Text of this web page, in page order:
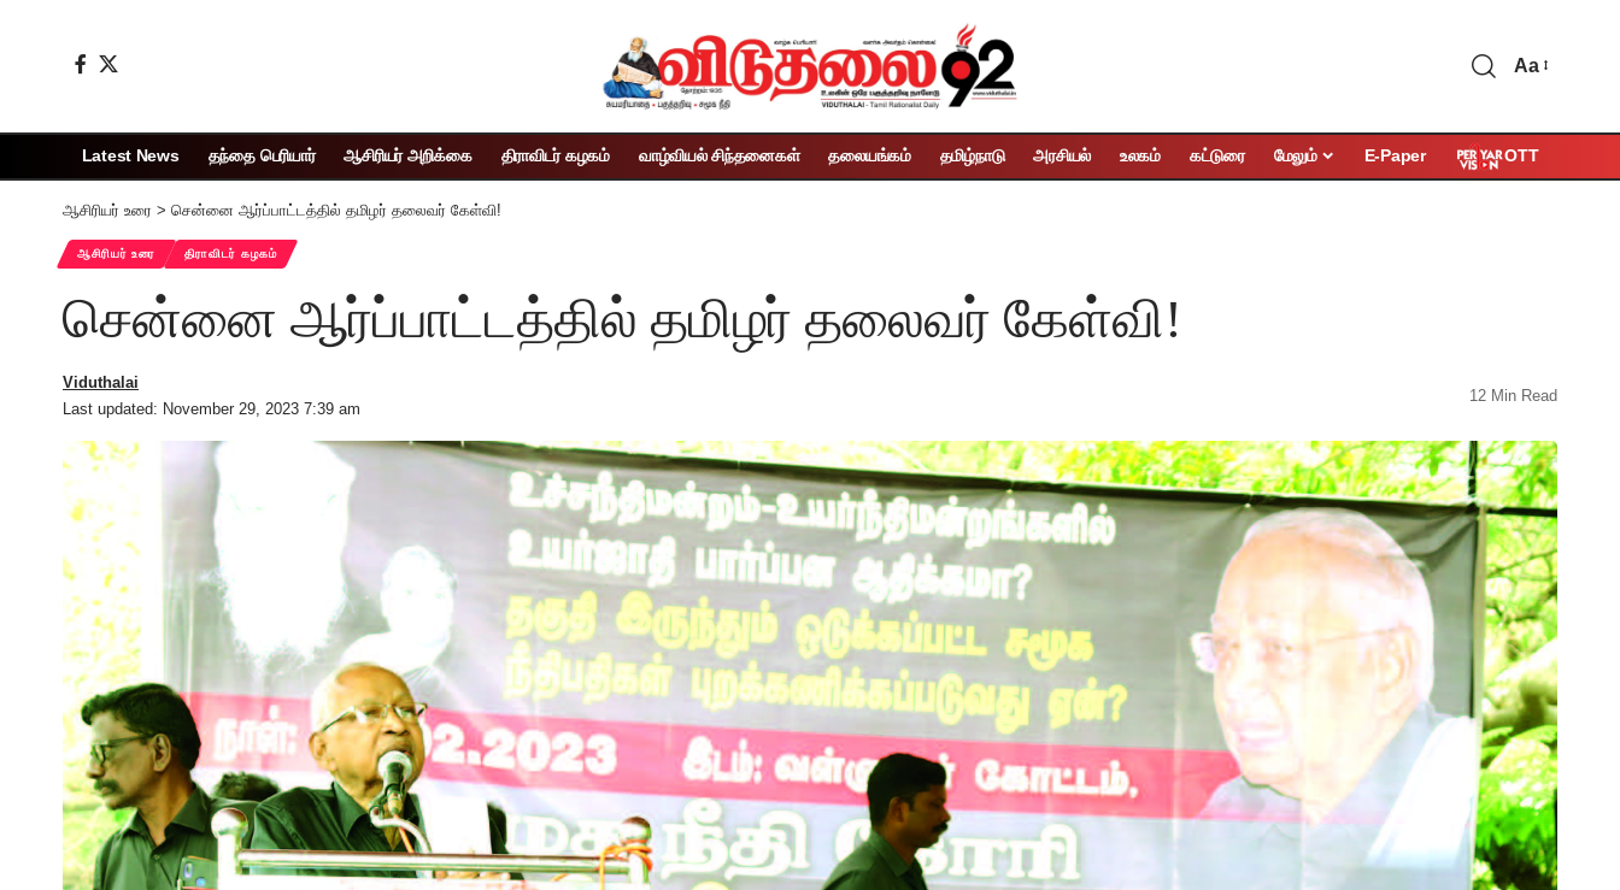
Aa
Latest News தந்தை பெரியார் ஆசிரியர் அறிக்கை திராவிடர் கழகம் வாழ்வியல் சிந்தனைகள் தலையங்கம் தமிழ்நாடு அரசியல் உலகம் கட்டுரை மேலும் E-Paper OTT
ஆசிரியர் உரை > சென்னை ஆர்ப்பாட்டத்தில் தமிழர் தலைவர் கேள்வி!
ஆசிரியர் உரை திராவிடர் கழகம்
சென்னை ஆர்ப்பாட்டத்தில் தமிழர் தலைவர் கேள்வி!
Last updated: November 29, 2023 7:39 am
Viduthalai
12 Min Read